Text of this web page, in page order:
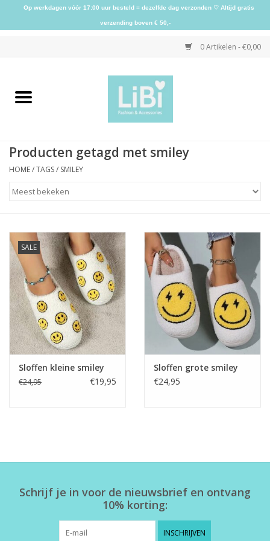
0 Artikelen - €0,00
Home
Schoenen
Sieraden
Accessoires
Home deco
SALE
Herensokken
Producten getagd met smiley
HOME/TAGS/ SMILEY
SALE
Sloffen kleine smiley
€24,95 €19,95
Sloffen grote smiley
€24,95
Schrijf je in voor de nieuwsbrief en ontvang
10% korting:
INSCHRIJVEN
Op werkdagen vóór 17:00 uur besteld = dezelfde dag verzonden ♡ Altijd gratis
verzending boven € 50,-